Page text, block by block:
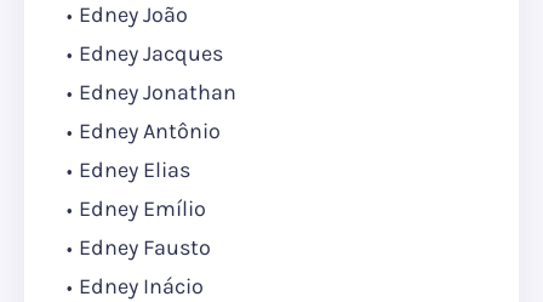
Edney João
Edney Jacques
Edney Jonathan
Edney Antônio
Edney Elias
Edney Emílio
Edney Fausto
Edney Inácio